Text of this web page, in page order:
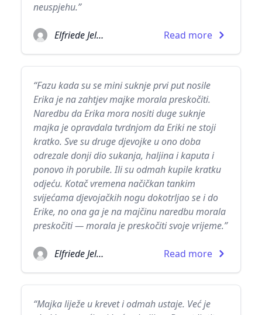
neuspjehu.”
Elfriede Jelinek Read more
“Fazu kada su se mini suknje prvi put nosile
Erika je na zahtjev majke morala preskočiti.
Naredbu da Erika mora nositi duge suknje
majka je opravdala tvrdnjom da Eriki ne stoji
kratko. Sve su druge djevojke u ono doba
odrezale donji dio sukanja, haljina i kaputa i
ponovo ih porubile. Ili su odmah kupile kratku
odjeću. Kotač vremena načičkan tankim
svijećama djevojačkih nogu dokotrljao se i do
Erike, no ona ga je na majčinu naredbu morala
preskočiti — morala je preskočiti svoje vrijeme.”
Elfriede Jelinek Read more
“Majka liježe u krevet i odmah ustaje. Već je